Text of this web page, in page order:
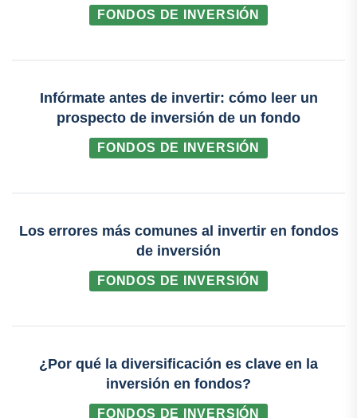
FONDOS DE INVERSIÓN
Infórmate antes de invertir: cómo leer un
prospecto de inversión de un fondo
FONDOS DE INVERSIÓN
Los errores más comunes al invertir en fondos
de inversión
FONDOS DE INVERSIÓN
¿Por qué la diversificación es clave en la
inversión en fondos?
FONDOS DE INVERSIÓN